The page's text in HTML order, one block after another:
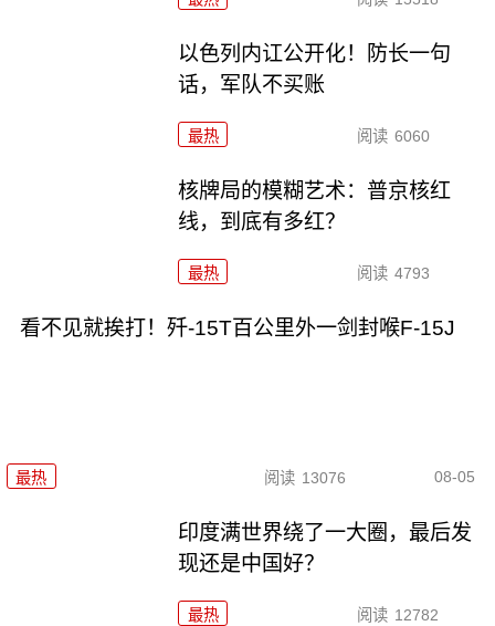
以色列内讧公开化！防长一句
话，军队不买账
最热 阅读 6060
核牌局的模糊艺术：普京核红
线，到底有多红？
最热 阅读 4793
看不见就挨打！歼-15T百公里外一剑封喉F-15J
最热 阅读 13076 08-05
印度满世界绕了一大圈，最后发
现还是中国好？
最热 阅读 12782